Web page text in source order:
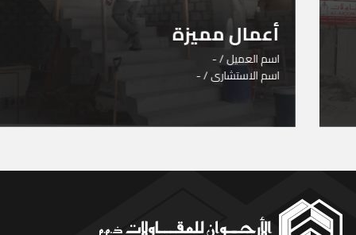
أعمال مميزة
اسم العميل / -
اسم الاستشارى / -